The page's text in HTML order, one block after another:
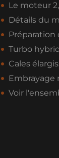
Le moteur
Détails du
Turbo
Cales
Embrayage
Voir